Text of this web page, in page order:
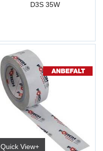
D3S 35W
Quick View+